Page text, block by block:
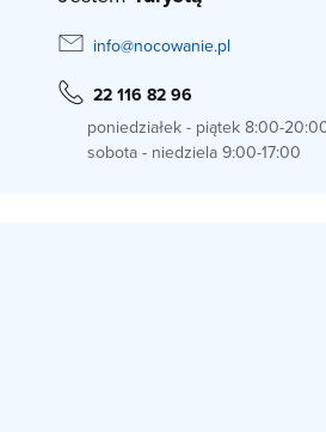
info@nocowanie.pl
22 116 82 96
poniedziałek - piątek 8:00-
sobota - niedziela 9:00-17:00